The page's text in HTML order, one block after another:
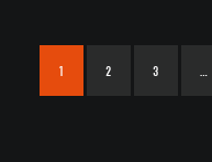
1 2 3